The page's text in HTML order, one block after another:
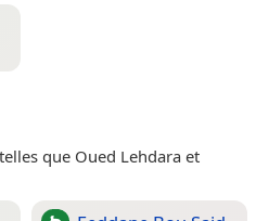
que Oued Lehdara et